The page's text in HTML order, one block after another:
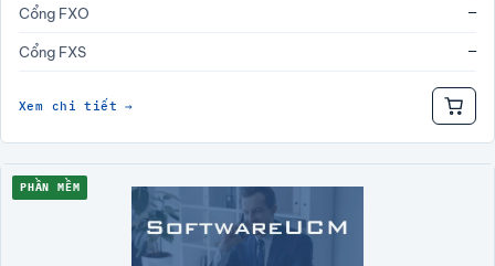
Cổng FXO —
Cổng FXS —
Xem chi tiết →
PHẦN MỀM